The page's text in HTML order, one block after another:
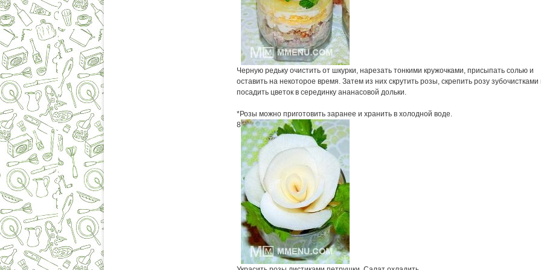
Черную редьку очистить от шкурки, нарезать тонкими кружочками, присыпать солью и
оставить на некоторое время. Затем из них скрутить розы, скрепить розу зубочистками
посадить цветок в серединку ананасовой дольки.
*Розы можно приготовить заранее и хранить в холодной воде.
8